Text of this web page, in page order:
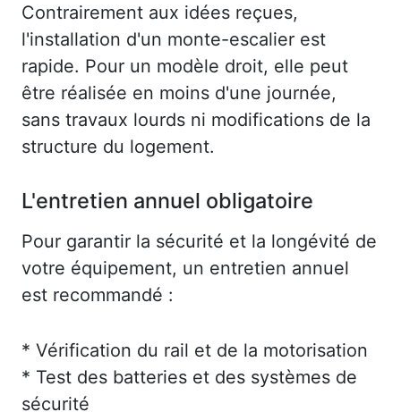
Contrairement aux idées reçues,
l'installation d'un monte-escalier est
rapide. Pour un modèle droit, elle peut
être réalisée en moins d'une journée,
sans travaux lourds ni modifications de la
structure du logement.
L'entretien annuel obligatoire
Pour garantir la sécurité et la longévité de
votre équipement, un entretien annuel
est recommandé :
* Vérification du rail et de la motorisation
* Test des batteries et des systèmes de
sécurité